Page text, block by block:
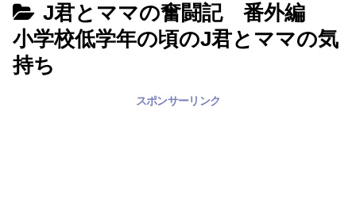
J君とママの奮闘記 番外編
小学校低学年の頃のJ君とママの気
持ち
スポンサーリンク